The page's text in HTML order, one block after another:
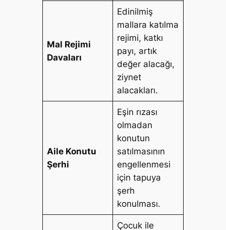
Mal Rejimi
Davaları
Edinilmiş
mallara katılma
rejimi, katkı
payı, artık
değer alacağı,
ziynet
alacakları.
Aile Konutu
Şerhi
Eşin rızası
olmadan
konutun
satılmasının
engellenmesi
için tapuya
şerh
konulması.
Çocuk ile